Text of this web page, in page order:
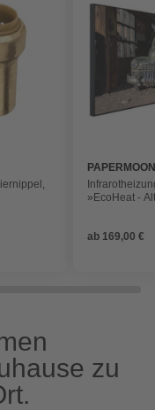
»EcoHeat -
ab 169,00 €
zu